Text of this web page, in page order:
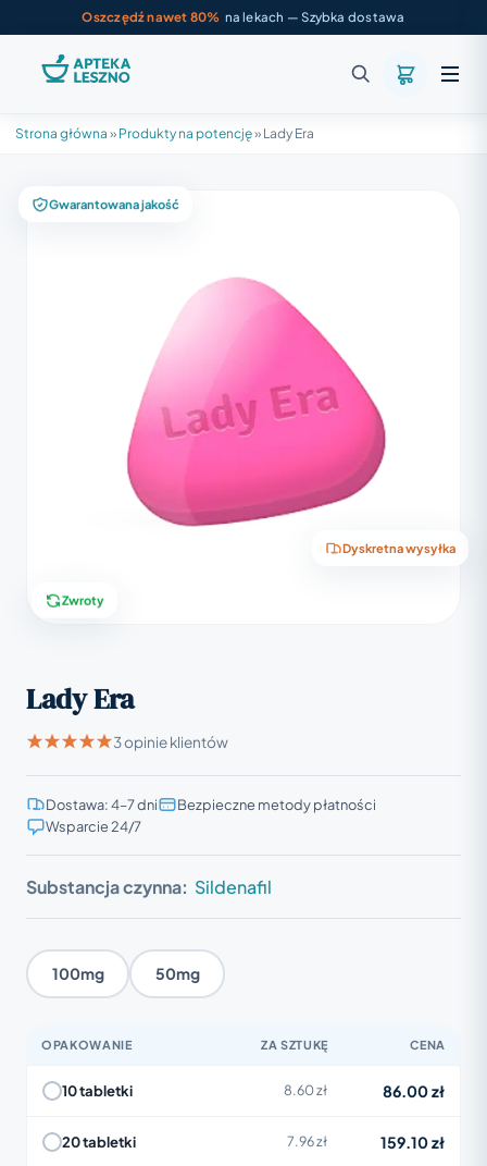
Oszczędź nawet 80% na lekach — Szybka dostawa
Strona główna » Produkty na potencję» Lady Era
Gwarantowana jakość
Dyskretna wysyłka
Zwroty
Lady Era
3 opinie klientów
Dostawa: 4–7 dni
Bezpieczne metody płatności
Wsparcie 24/7
Substancja czynna: Sildenafil
100mg 50mg
OPAKOWANIE ZA SZTUKĘ CENA
10 tabletki 8.60 zł 86.00 zł
20 tabletki 7.96 zł 159.10 zł